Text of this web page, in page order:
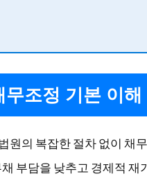
조정 기본 이해
원의 복잡한 절차 없이 채
부담을 낮추고 경제적 재